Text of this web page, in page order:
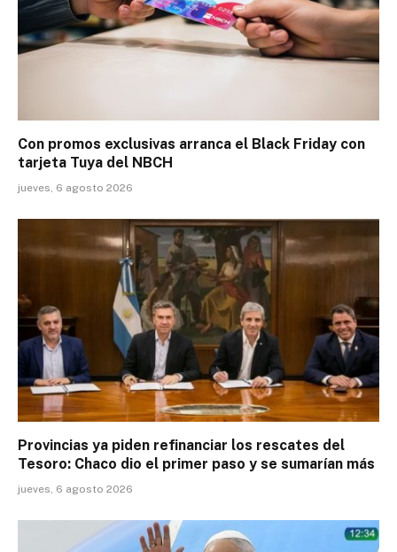
Con promos exclusivas arranca el Black Friday con
tarjeta Tuya del NBCH
jueves, 6 agosto 2026
Provincias ya piden refinanciar los rescates del
Tesoro: Chaco dio el primer paso y se sumarían más
jueves, 6 agosto 2026